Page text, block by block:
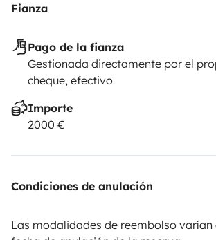
Fianza
Pago de la fianza
Gestionada directamente por el
cheque, efectivo
Importe
2000 €
Condiciones de anulación
Las modalidades de reembolso varían